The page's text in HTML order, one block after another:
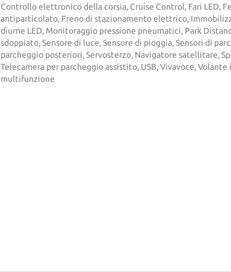
Controllo elettronico della corsia, Cruise Control, Fari LED,
antiparticolato, Freno di stazionamento elettrico,
diurne LED, Monitoraggio pressione pneumatici, Park
sdoppiato, Sensore di luce, Sensore di pioggia, Sensori di
parcheggio posteriori, Servosterzo, Navigatore satellitare,
Telecamera per parcheggio assistito, USB, Vivavoce,
multifunzione